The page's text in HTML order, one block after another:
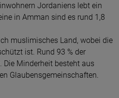
Jordaniens lebt ein
in Amman sind es rund 1,8
muslimisches Land, wobei die
ist. Rund 93 % der
Minderheit besteht aus
Glaubensgemeinschaften.